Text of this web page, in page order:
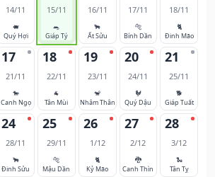
14/11
🐖
Quý Hợi
15/11
🐀
Giáp Tý
16/11
🐂
Ất Sửu
17/11
🐅
Bính Dần
18/11
🐈
Đinh Mão
17
21/11
🐎
Canh Ngọ
18
22/11
🐐
Tân Mùi
19
23/11
🐒
Nhâm Thân
20
24/11
🐓
Quý Dậu
21
25/11
🐕
Giáp Tuất
24
28/11
🐂
Đinh Sửu
25
29/11
🐅
Mậu Dần
26
1/12
🐈
Kỷ Mão
27
2/12
🐉
Canh Thìn
28
3/12
🐍
Tân Tỵ